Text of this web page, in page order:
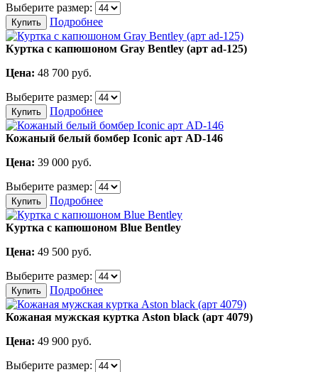
Выберите размер:
Купить Подробнее
Куртка с капюшоном Gray Bentley (арт ad-125)
Цена: 48 700 руб.
Выберите размер:
Купить Подробнее
Кожаный белый бомбер Iconic арт AD-146
Цена: 39 000 руб.
Выберите размер:
Купить Подробнее
Куртка с капюшоном Blue Bentley
Цена: 49 500 руб.
Выберите размер:
Купить Подробнее
Кожаная мужская куртка Aston black (арт 4079)
Цена: 49 900 руб.
Выберите размер: